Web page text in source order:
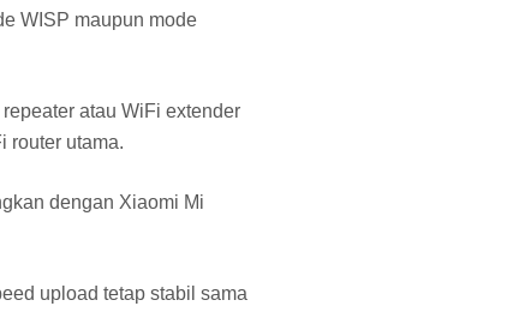
WISP maupun mode
atau WiFi extender
router utama.
dengan Xiaomi Mi
upload tetap stabil sama